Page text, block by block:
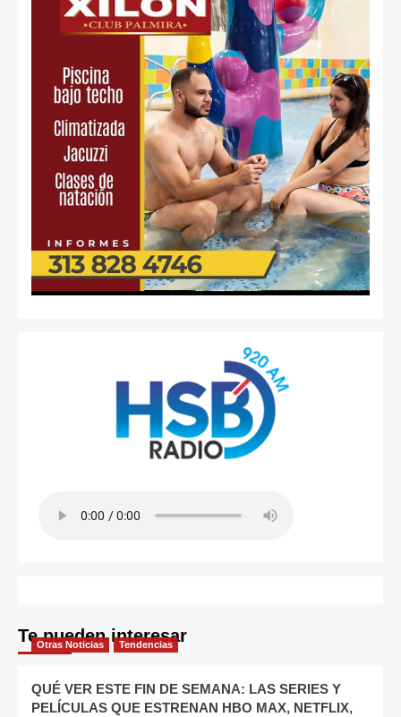
Te pueden interesar
Otras Noticias Tendencias
QUÉ VER ESTE FIN DE SEMANA: LAS SERIES Y
PELÍCULAS QUE ESTRENAN HBO MAX, NETFLIX,